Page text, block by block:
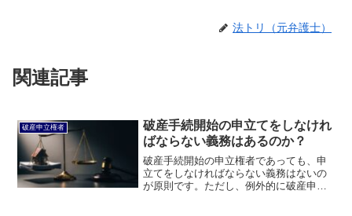
法トリ（元弁護士）
関連記事
破産申立権者
破産手続開始の申立てをしなけれ
ばならない義務はあるのか？
破産手続開始の申立権者であっても、申
立てをしなければならない義務はないの
が原則です。ただし、例外的に破産申立